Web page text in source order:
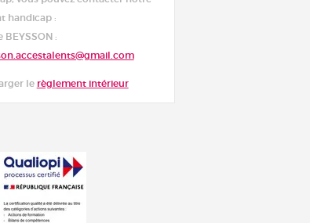
handicap :
BEYSSON :
le règlement intérieur